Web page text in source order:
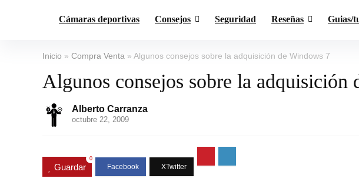
Cámaras deportivas Consejos Seguridad Reseñas Guias/
Inicio » Compra Venta » Algunos consejos sobre la adquisición de Windows 7
Algunos consejos sobre la adquisición
Alberto Carranza
octubre 22, 2009
Guardar
0